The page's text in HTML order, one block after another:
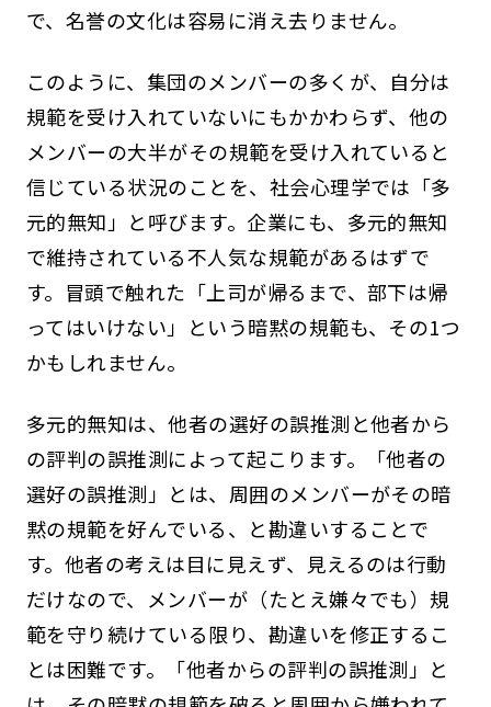
で、名誉の文化は容易に消え去りません。
このように、集団のメンバーの多くが、自分は
規範を受け入れていないにもかかわらず、他の
メンバーの大半がその規範を受け入れていると
信じている状況のことを、社会心理学では「多
元的無知」と呼びます。企業にも、多元的無知
で維持されている不人気な規範があるはずで
す。冒頭で触れた「上司が帰るまで、部下は帰
ってはいけない」という暗黙の規範も、その1つ
かもしれません。
多元的無知は、他者の選好の誤推測と他者から
の評判の誤推測によって起こります。「他者の
選好の誤推測」とは、周囲のメンバーがその暗
黙の規範を好んでいる、と勘違いすることで
す。他者の考えは目に見えず、見えるのは行動
だけなので、メンバーが（たとえ嫌々でも）規
範を守り続けている限り、勘違いを修正するこ
とは困難です。「他者からの評判の誤推測」と